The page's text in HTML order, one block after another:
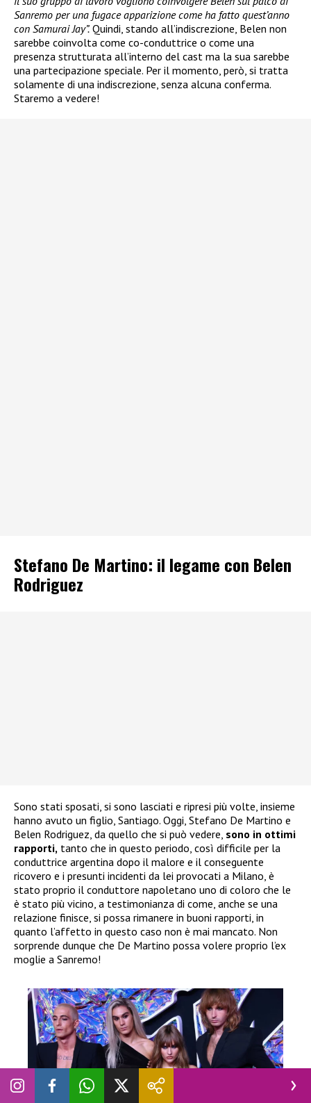
Sanremo per una fugace apparizione come ha fatto quest’anno
con Samurai Jay”. Quindi, stando all’indiscrezione, Belen non
sarebbe coinvolta come co-conduttrice o come una
presenza strutturata all’interno del cast ma la sua sarebbe
una partecipazione speciale. Per il momento, però, si tratta
solamente di una indiscrezione, senza alcuna conferma.
Staremo a vedere!
Stefano De Martino: il legame con Belen
Rodriguez
Sono stati sposati, si sono lasciati e ripresi più volte, insieme
hanno avuto un figlio, Santiago. Oggi, Stefano De Martino e
Belen Rodriguez, da quello che si può vedere, sono in ottimi
rapporti, tanto che in questo periodo, così difficile per la
conduttrice argentina dopo il malore e il conseguente
ricovero e i presunti incidenti da lei provocati a Milano, è
stato proprio il conduttore napoletano uno di coloro che le
è stato più vicino, a testimonianza di come, anche se una
relazione finisce, si possa rimanere in buoni rapporti, in
quanto l’affetto in questo caso non è mai mancato. Non
sorprende dunque che De Martino possa volere proprio l’ex
moglie a Sanremo!